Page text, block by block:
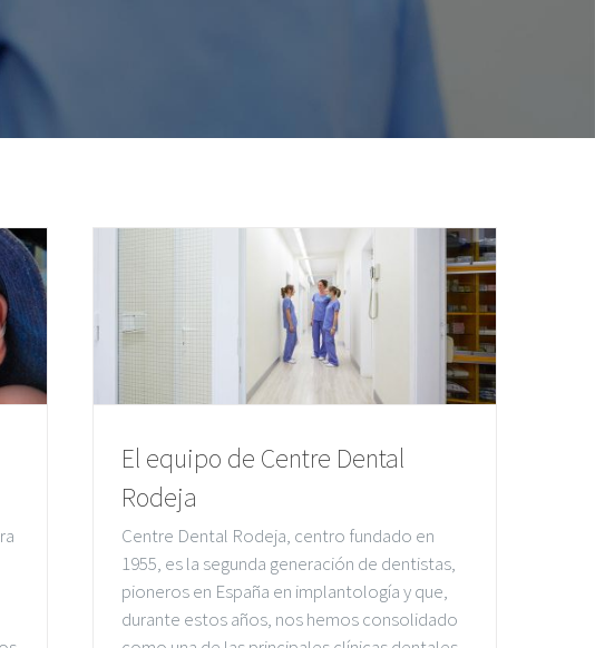
El equipo de Centre Dental
Rodeja
Centre Dental Rodeja, centro fundado en
1955, es la segunda generación de dentistas,
pioneros en España en implantología y que,
durante estos años, nos hemos consolidado